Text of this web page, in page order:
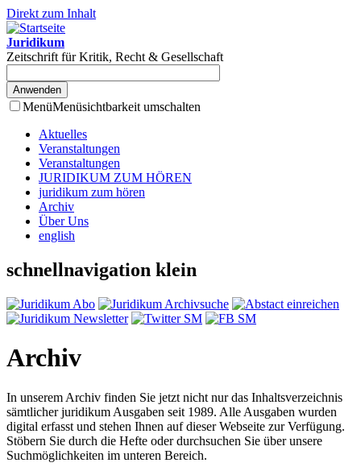
Direkt zum Inhalt
Juridikum
Zeitschrift für Kritik, Recht & Gesellschaft
MenüMenüsichtbarkeit umschalten
Aktuelles
Veranstaltungen
Veranstaltungen
JURIDIKUM ZUM HÖREN
juridikum zum hören
Archiv
Über Uns
english
schnellnavigation klein
Archiv
In unserem Archiv finden Sie jetzt nicht nur das Inhaltsverzeichnis
sämtlicher juridikum Ausgaben seit 1989. Alle Ausgaben wurden
digital erfasst und stehen Ihnen auf dieser Webseite zur Verfügung.
Stöbern Sie durch die Hefte oder durchsuchen Sie über unsere
Suchmöglichkeiten im unteren Bereich.